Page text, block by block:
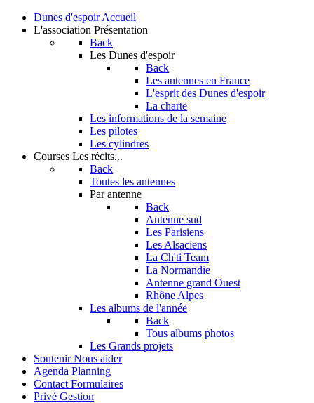
Dunes d'espoir Accueil
L'association Présentation
Back
Les Dunes d'espoir
Back
Les antennes en France
L'esprit des Dunes d'espoir
La charte
Les informations de la semaine
Les pilotes
Les cylindres
Courses Les récits...
Back
Toutes les antennes
Par antenne
Back
Antenne sud
Les Parisiens
Les Alsaciens
La Ch'ti Team
La Normandie
Antenne grand Ouest
Rhône Alpes
Les albums de l'année
Back
Tous albums photos
Les Grands projets
Soutenir Nous aider
Agenda Planning
Contact Formulaires
Privé Gestion